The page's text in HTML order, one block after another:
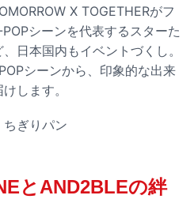
X TOGETHERがフ
シーンを代表するスターた
日本国内もイベントづくし。
シーンから、印象的な出来
します。
ぎりパン
とAND2BLEの絆